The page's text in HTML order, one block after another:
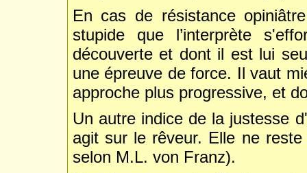
En cas de résistance
stupide que l’interprète
découverte et dont il est lui
une épreuve de force. Il vaut
approche plus progressive, et
Un autre indice de la justesse
agit sur le rêveur. Elle ne
selon M.L. von Franz).